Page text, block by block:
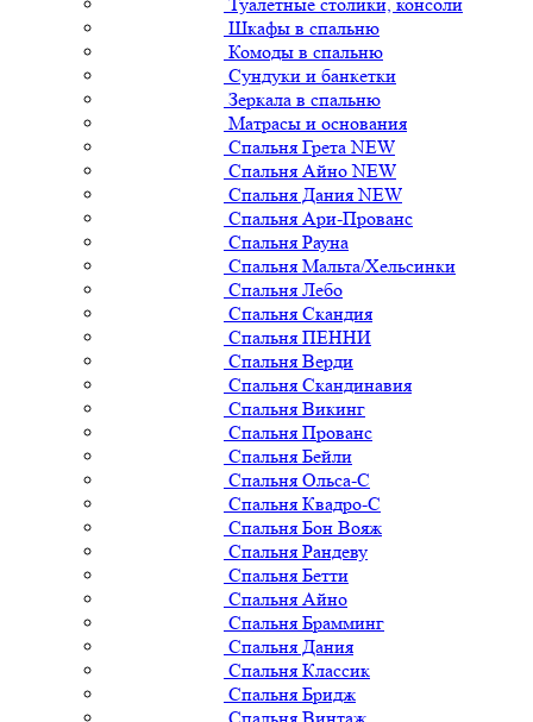
Шкафы в спальню
Комоды в спальню
Сундуки и банкетки
Зеркала в спальню
Матрасы и основания
Спальня Грета NEW
Спальня Айно NEW
Спальня Дания NEW
Спальня Ари-Прованс
Спальня Рауна
Спальня Мальта/Хельсинки
Спальня Лебо
Спальня Скандия
Спальня ПЕННИ
Спальня Верди
Спальня Скандинавия
Спальня Викинг
Спальня Прованс
Спальня Бейли
Спальня Ольса-С
Спальня Квадро-С
Спальня Бон Вояж
Спальня Рандеву
Спальня Бетти
Спальня Айно
Спальня Брамминг
Спальня Дания
Спальня Классик
Спальня Бридж
Спальня Винтаж